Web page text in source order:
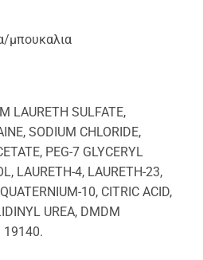
μπουκαλια
LAURETH SULFATE,
SODIUM CHLORIDE,
PEG-7 GLYCERYL
LAURETH-4, LAURETH-23,
10, CITRIC ACID,
UREA, DMDM
19140.